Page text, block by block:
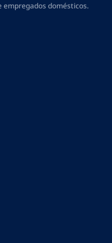
domésticos.